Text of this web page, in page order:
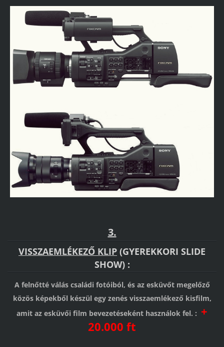
3.
VISSZAEMLÉKEZŐ KLIP (GYEREKKORI SLIDE
SHOW) :
A felnőtté válás családi fotóiból, és az esküvőt megelőző
közös képekből készül egy zenés visszaemlékező kisfilm,
amit az esküvői film bevezetéseként használok fel. : +
20.000 ft